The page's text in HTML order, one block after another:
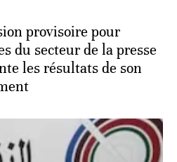
provisoire pour
du secteur de la presse
les résultats de son